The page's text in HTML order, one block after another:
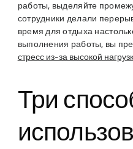
работы, выделяйте
сотрудники делали
время для отдыха
выполнения работы, вы
стресс из-за высокой
Три